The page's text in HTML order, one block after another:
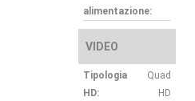
alimentazione:
VIDEO
Tipologia
HD:
Quad
HD